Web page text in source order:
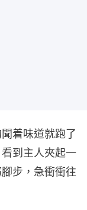
着味道就跑了
到主人夾起一
步，急衝衝往